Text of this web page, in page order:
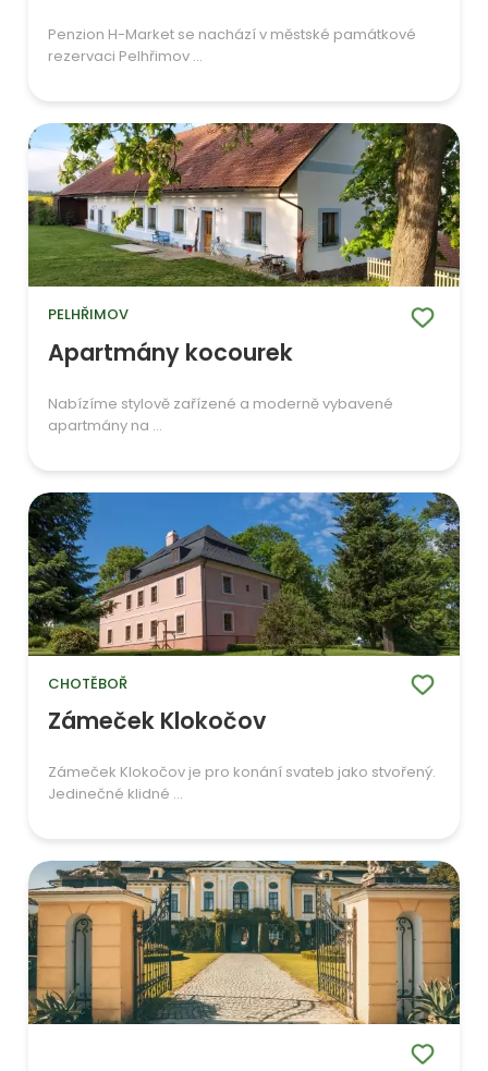
Penzion H-Market se nachází v městské památkové
rezervaci Pelhřimov ...
PELHŘIMOV
Apartmány kocourek
Nabízíme stylově zařízené a moderně vybavené
apartmány na ...
CHOTĚBOŘ
Zámeček Klokočov
Zámeček Klokočov je pro konání svateb jako stvořený.
Jedinečné klidné ...